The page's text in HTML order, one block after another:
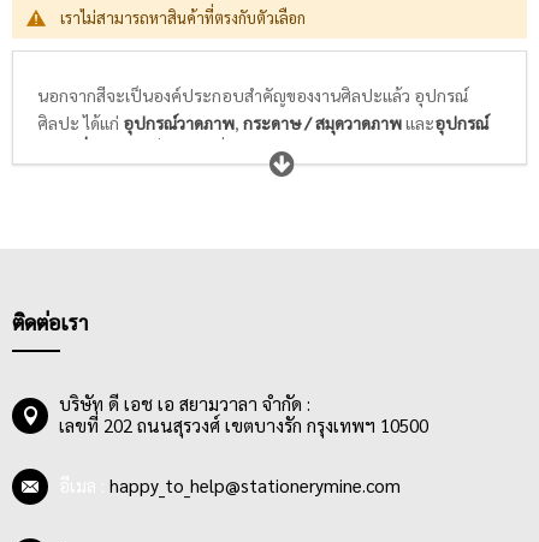
เราไม่สามารถหาสินค้าที่ตรงกับตัวเลือก
นอกจากสีจะเป็นองค์ประกอบสำคัญของงานศิลปะแล้ว อุปกรณ์
ศิลปะ ได้แก่ อุปกรณ์วาดภาพ, กระดาษ / สมุดวาดภาพและอุปกรณ์
ก็เป็นสิ่งจำเป็นที่นักเรียนนักศึกษาวิชาศิลปะ และศิลปิน
ทุกท่านให้ความสำคัญในการเลือกซื้อ พู่กันที่ดีจะต้องอ่อนนุ่ม ไม่แข็ง
ศิลปินต้องการ
ติดต่อเรา
บริษัท ดี เอช เอ สยามวาลา จำกัด :
เลขที่ 202 ถนนสุรวงศ์ เขตบางรัก กรุงเทพฯ 10500
happy_to_help@stationerymine.com